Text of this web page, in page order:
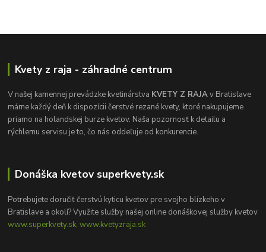
Kvety z raja - záhradné centrum
V našej kamennej prevádzke kvetinárstva KVETY Z RAJAv Bratislave
máme každý deň k dispozícii čerstvé rezané kvety, ktoré nakupujeme
priamo na holandskej burze kvetov. Naša pozornosť k detailu a
rýchlemu servisu je to, čo nás oddeľuje od konkurencie.
Donáška kvetov superkvety.sk
Potrebujete doručiť čerstvú kyticu kvetov pre svojho blízkeho v
Bratislave a okolí? Využite služby našej online donáškovej služby kvetov
www.superkvety.sk, www.kvetyzraja.sk